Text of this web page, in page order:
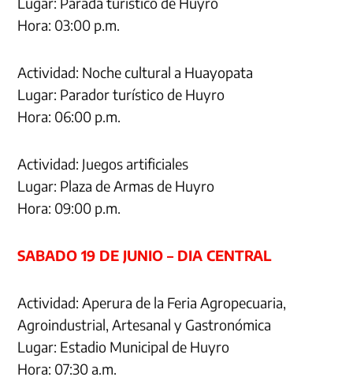
Hora: 03:00 p.m.
Actividad: Noche cultural a Huayopata
Lugar: Parador turístico de Huyro
Hora: 06:00 p.m.
Actividad: Juegos artificiales
Lugar: Plaza de Armas de Huyro
Hora: 09:00 p.m.
SABADO 19 DE JUNIO – DIA CENTRAL
Actividad: Aperura de la Feria Agropecuaria,
Agroindustrial, Artesanal y Gastronómica
Lugar: Estadio Municipal de Huyro
Hora: 07:30 a.m.